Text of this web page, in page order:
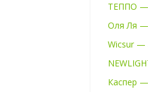
ТЕППО —
Оля Ля
Wicsur —
Каспер